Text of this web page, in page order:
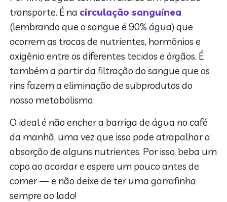
transporte. É na circulação sanguínea
(lembrando que o sangue é 90% água) que
ocorrem as trocas de nutrientes, hormônios e
oxigênio entre os diferentes tecidos e órgãos. É
também a partir da filtração do sangue que os
rins fazem a eliminação de subprodutos do
nosso metabolismo.
O ideal é não encher a barriga de água no café
da manhã, uma vez que isso pode atrapalhar a
absorção de alguns nutrientes. Por isso, beba um
copo ao acordar e espere um pouco antes de
comer — e não deixe de ter uma garrafinha
sempre ao lado!